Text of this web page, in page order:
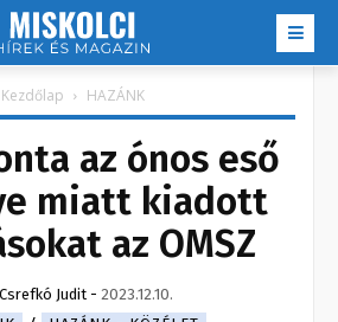
Kezdőlap HAZÁNK
az ónos eső
miatt kiadott
az OMSZ
Csrefkó Judit - 2023.12.10.